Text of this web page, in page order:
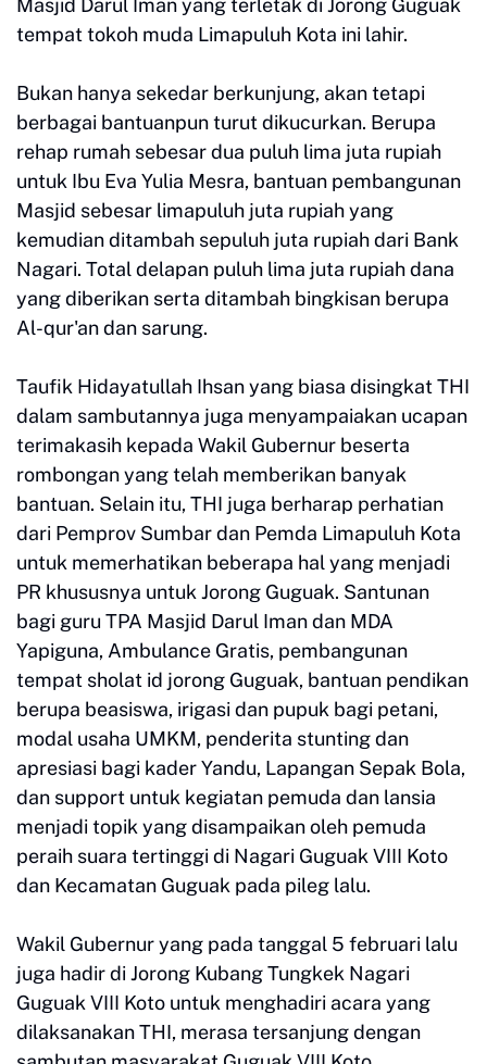
tempat tokoh muda Limapuluh Kota ini lahir.
Bukan hanya sekedar berkunjung, akan tetapi
berbagai bantuanpun turut dikucurkan. Berupa
rehap rumah sebesar dua puluh lima juta rupiah
untuk Ibu Eva Yulia Mesra, bantuan pembangunan
Masjid sebesar limapuluh juta rupiah yang
kemudian ditambah sepuluh juta rupiah dari Bank
Nagari. Total delapan puluh lima juta rupiah dana
yang diberikan serta ditambah bingkisan berupa
Al-qur'an dan sarung.
Taufik Hidayatullah Ihsan yang biasa disingkat THI
dalam sambutannya juga menyampaiakan ucapan
terimakasih kepada Wakil Gubernur beserta
rombongan yang telah memberikan banyak
bantuan. Selain itu, THI juga berharap perhatian
dari Pemprov Sumbar dan Pemda Limapuluh Kota
untuk memerhatikan beberapa hal yang menjadi
PR khususnya untuk Jorong Guguak. Santunan
bagi guru TPA Masjid Darul Iman dan MDA
Yapiguna, Ambulance Gratis, pembangunan
tempat sholat id jorong Guguak, bantuan pendikan
berupa beasiswa, irigasi dan pupuk bagi petani,
modal usaha UMKM, penderita stunting dan
apresiasi bagi kader Yandu, Lapangan Sepak Bola,
dan support untuk kegiatan pemuda dan lansia
menjadi topik yang disampaikan oleh pemuda
peraih suara tertinggi di Nagari Guguak VIII Koto
dan Kecamatan Guguak pada pileg lalu.
Wakil Gubernur yang pada tanggal 5 februari lalu
juga hadir di Jorong Kubang Tungkek Nagari
Guguak VIII Koto untuk menghadiri acara yang
dilaksanakan THI, merasa tersanjung dengan